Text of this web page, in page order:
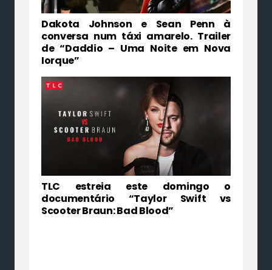
Dakota Johnson e Sean Penn à
conversa num táxi amarelo. Trailer
de “Daddio – Uma Noite em Nova
Iorque”
TLC estreia este domingo o
documentário “Taylor Swift vs
Scooter Braun: Bad Blood”